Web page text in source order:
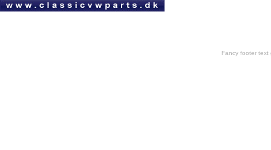
Fancy footer